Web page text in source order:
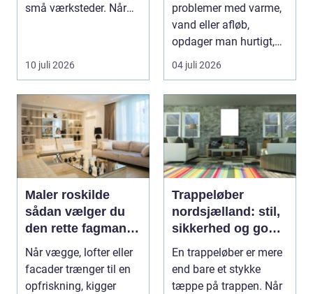
små værksteder. Når
10 juli 2026
problemer med varme,
vand eller afløb,
opdager man hurtigt,
hvor afhængig
hverdagen e...
04 juli 2026
Maler roskilde
sådan vælger du
den rette fagmand
til opgaven
Når vægge, lofter eller
facader trænger til en
opfriskning, kigger
Trappeløber
nordsjælland: stil,
sikkerhed og god
akustik i hjemmet
En trappeløber er mere
end bare et stykke
tæppe på trappen. Når